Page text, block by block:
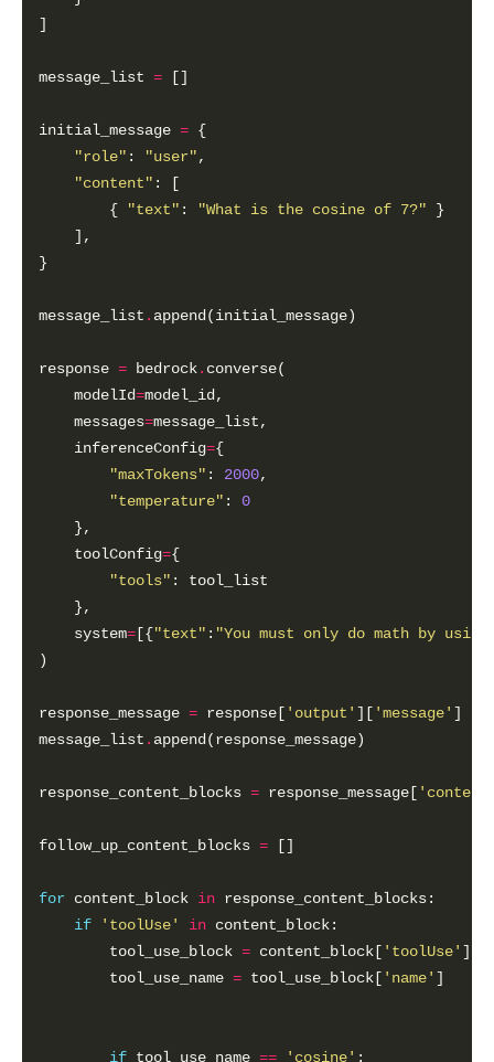
message_list =
initial_message =
"role" : "user"
"content"
        {
"text" : "What is the cosine of 7?"
message_list .
response = bedrock.
    modelId
=
    messages
=
    inferenceConfig
=
"maxTokens" : 2000
"temperature" : 0
    toolConfig
=
"tools"
    system
= [{"text" : "You must only do math by
response_message = response[ 'output' ][ 'message'
message_list .
response_content_blocks = response_message[
follow_up_content_blocks =
for content_block in
if
'toolUse' in
        tool_use_block
= content_block[ 'toolUse'
        tool_use_name
= tool_use_block[ 'name'
if tool_use_name == 'cosine'